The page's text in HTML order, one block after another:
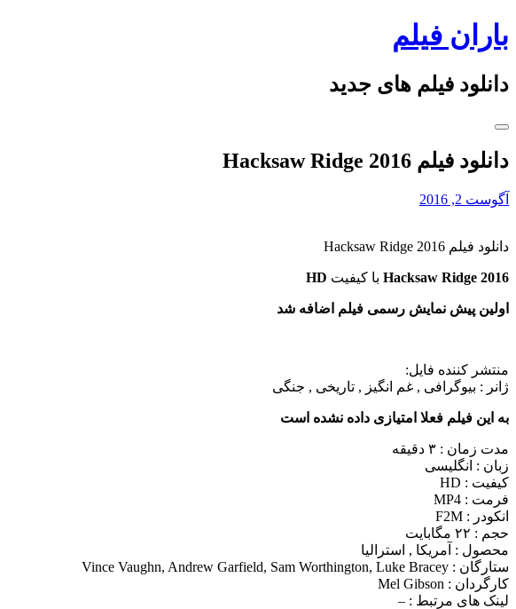
Skip
to
content
باران فیلم
دانلود فیلم های جدید
دانلود فیلم Hacksaw Ridge 2016
آگوست 2, 2016
دانلود فیلم Hacksaw Ridge 2016
Hacksaw Ridge 2016 با کیفیت HD
اولین پیش نمایش رسمی فیلم اضافه شد
منتشر کننده فایل:
ژانر : بیوگرافی , غم انگیز , تاریخی , جنگی
به این فیلم فعلا امتیازی داده نشده است
مدت زمان : ۳ دقیقه
زبان : انگلیسی
کیفیت : HD
فرمت : MP4
انکودر : F2M
حجم : ۲۲ مگابایت
محصول : آمریکا , استرالیا
ستارگان : Vince Vaughn, Andrew Garfield, Sam Worthington, Luke Bracey
کارگردان : Mel Gibson
لینک های مرتبط : –